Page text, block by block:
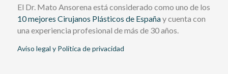
El Dr. Mato Ansorena está considerado como uno de los
10 mejores Cirujanos Plásticos de Españay cuenta con
una experiencia profesional de más de 30 años.
Aviso legal y Política de privacidad